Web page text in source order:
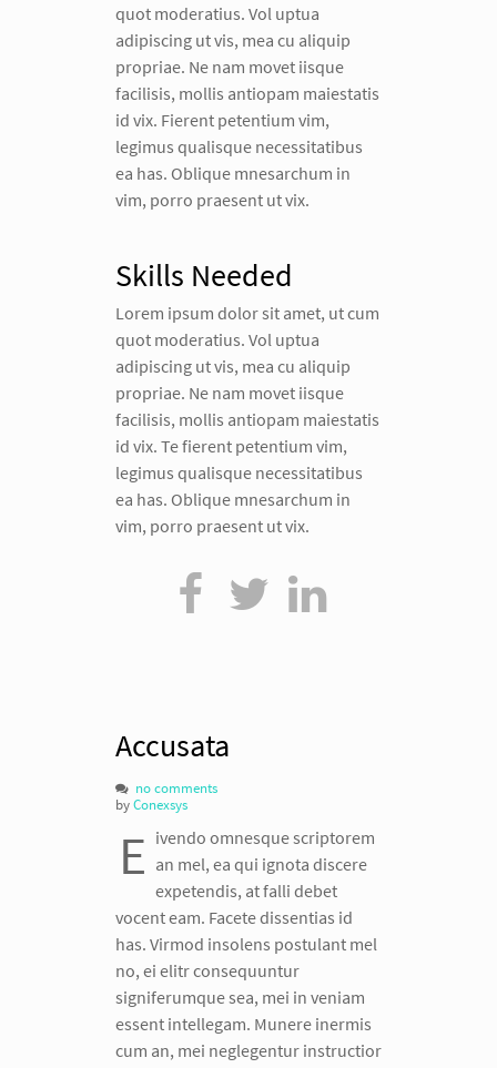
quot moderatius. Vol uptua
adipiscing ut vis, mea cu aliquip
propriae. Ne nam movet iisque
facilisis, mollis antiopam maiestatis
id vix. Fierent petentium vim,
legimus qualisque necessitatibus
ea has. Oblique mnesarchum in
vim, porro praesent ut vix.
Skills Needed
Lorem ipsum dolor sit amet, ut cum
quot moderatius. Vol uptua
adipiscing ut vis, mea cu aliquip
propriae. Ne nam movet iisque
facilisis, mollis antiopam maiestatis
id vix. Te fierent petentium vim,
legimus qualisque necessitatibus
ea has. Oblique mnesarchum in
vim, porro praesent ut vix.
Accusata
no comments
byConexsys
E ivendo omnesque scriptorem
an mel, ea qui ignota discere
expetendis, at falli debet
vocent eam. Facete dissentias id
has. Virmod insolens postulant mel
no, ei elitr consequuntur
signiferumque sea, mei in veniam
essent intellegam. Munere inermis
cum an, mei neglegentur instructior